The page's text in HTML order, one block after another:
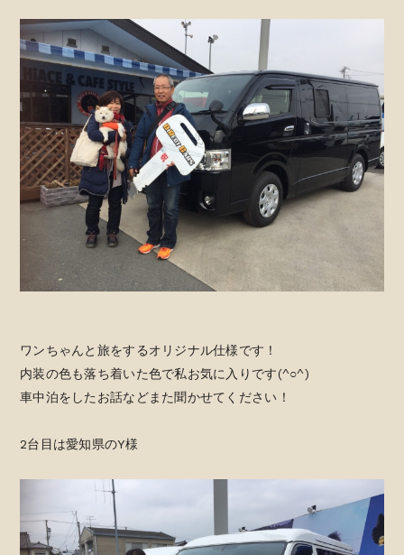
ワンちゃんと旅をするオリジナル仕様です！
内装の色も落ち着いた色で私お気に入りです(^○^)
車中泊をしたお話などまた聞かせてください！
2台目は愛知県のY様